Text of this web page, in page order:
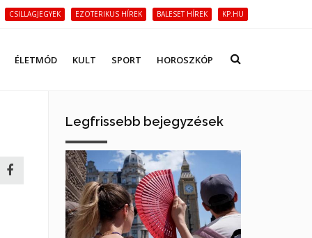
CSILLAGJEGYEK EZOTERIKUS HÍREK BALESET HÍREK KP.HU
ÉLETMÓD KULT SPORT HOROSZKÓP
Legfrissebb bejegyzések